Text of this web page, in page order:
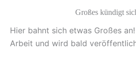
Großes kündigt
Hier bahnt sich etwas Großes
Arbeit und wird bald